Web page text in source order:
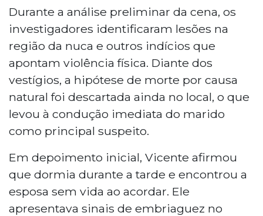
Durante a análise preliminar da cena, os
investigadores identificaram lesões na
região da nuca e outros indícios que
apontam violência física. Diante dos
vestígios, a hipótese de morte por causa
natural foi descartada ainda no local, o que
levou à condução imediata do marido
como principal suspeito.
Em depoimento inicial, Vicente afirmou
que dormia durante a tarde e encontrou a
esposa sem vida ao acordar. Ele
apresentava sinais de embriaguez no